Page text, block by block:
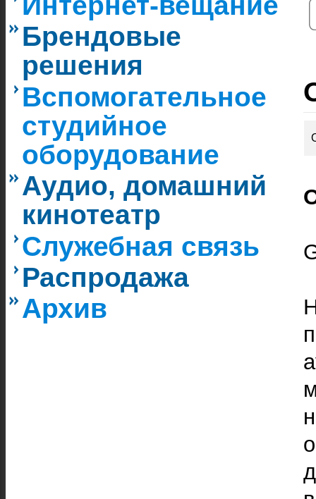
Брендовые
решения
Вспомогательное
студийное
оборудование
Аудио, домашний
кинотеатр
Служебная связь
Распродажа
Архив